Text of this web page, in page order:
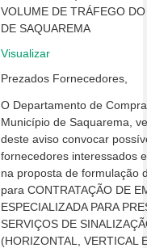
VOLUME DE TRÁFEGO
DE SAQUAREMA
Visualizar
Prezados Fornecedores,
O Departamento de
Município de Saquarema,
deste aviso convocar
fornecedores interessados
na proposta de formulação
para CONTRATAÇÃO DE
ESPECIALIZADA PARA
SERVIÇOS DE
(HORIZONTAL, VERTICAL